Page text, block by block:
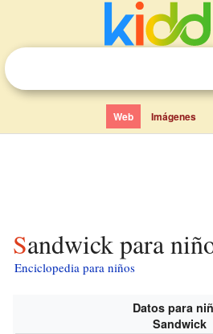
Web Imágenes
Sandwick para
Enciclopedia para niños
Datos para
Sandwick